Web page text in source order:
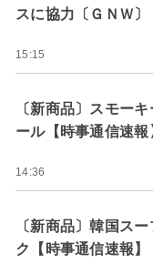
スに協力〔ＧＮＷ〕
15:15
〔新商品〕スモー
ール【時事通信速報
14:36
〔新商品〕韓国ス
ク【時事通信速報】